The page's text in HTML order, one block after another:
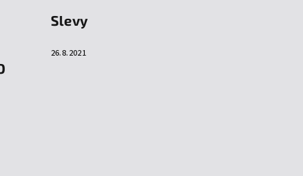
Slevy
26.8.2021